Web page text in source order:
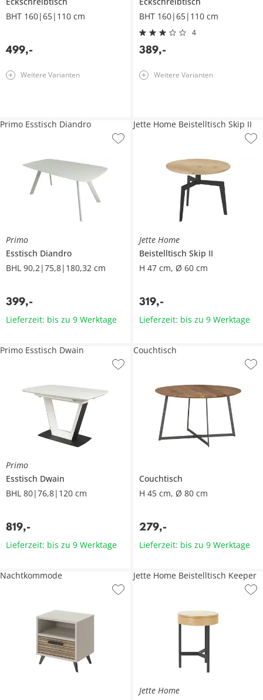
BHT 160|65|110 cm
499,-
Weitere Varianten
BHT 160|65|110 cm
4
389,-
Weitere Varianten
Primo
Esstisch Diandro
BHL 90,2|75,8|180,32 cm
399,-
Primo Esstisch Diandro
Lieferzeit: bis zu 9 Werktage
Jette Home
Beistelltisch Skip II
H 47 cm, Ø 60 cm
319,-
Jette Home Beistelltisch Skip II
Lieferzeit: bis zu 9 Werktage
Primo
Esstisch Dwain
BHL 80|76,8|120 cm
819,-
Primo Esstisch Dwain
Lieferzeit: bis zu 9 Werktage
Couchtisch
H 45 cm, Ø 80 cm
279,-
Couchtisch
Lieferzeit: bis zu 9 Werktage
Nachtkommode
Jette Home
Jette Home Beistelltisch Keeper